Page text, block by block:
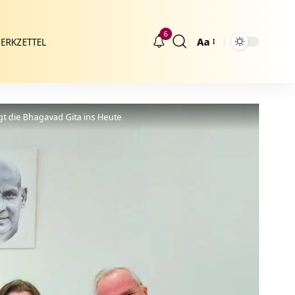
6
Größenänderung
Aa
die Bhagavad Gita ins Heute